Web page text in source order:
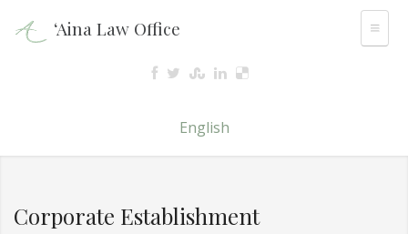
‘Aina Law Office
English
Corporate Establishment